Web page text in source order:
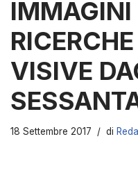
IMMAGINI
VISIVE
18 Settembre 2017 di